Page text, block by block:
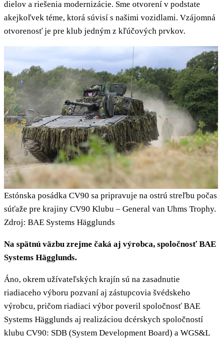
dielov a riešenia modernizácie. Sme otvorení v podstate
akejkoľvek téme, ktorá súvisí s našimi vozidlami. Vzájomná
otvorenosť je pre klub jedným z kľúčových prvkov.
Estónska posádka CV90 sa pripravuje na ostrú streľbu počas
súťaže pre krajiny CV90 Klubu – General van Uhms Trophy.
Zdroj: BAE Systems Hägglunds
Na spätnú väzbu zrejme čaká aj výrobca, spoločnosť BAE
Systems Hägglunds.
Áno, okrem užívateľských krajín sú na zasadnutie
riadiaceho výboru pozvaní aj zástupcovia švédskeho
výrobcu, pričom riadiaci výbor poveril spoločnosť BAE
Systems Hägglunds aj realizáciou dcérskych spoločností
klubu CV90: SDB (System Development Board) a WGS&L